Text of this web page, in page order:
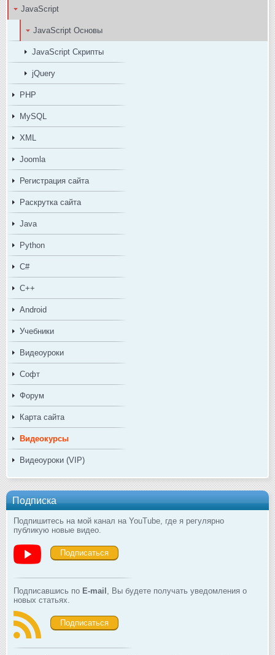
JavaScript
JavaScript Основы
JavaScript Скрипты
jQuery
PHP
MySQL
XML
Joomla
Регистрация сайта
Раскрутка сайта
Java
Python
C#
C++
Android
Учебники
Видеоуроки
Софт
Форум
Карта сайта
Видеокурсы
Видеоуроки (VIP)
Подписка
Подпишитесь на мой канал на YouTube, где я регулярно
публикую новые видео.
Подписаться
Подписавшись по E-mail , Вы будете получать уведомления о
новых статьях.
Подписаться